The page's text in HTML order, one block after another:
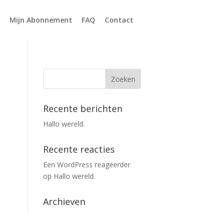
Mijn Abonnement FAQ Contact
Recente berichten
Hallo wereld.
Recente reacties
Een WordPress reageerder
op Hallo wereld.
Archieven